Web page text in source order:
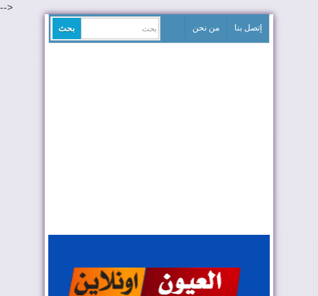
-->
إتصل بنا من نحن